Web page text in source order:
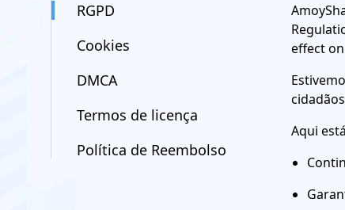
RGPD
Cookies
DMCA
Termos de licença
Política de Reembolso
effect
Aqui